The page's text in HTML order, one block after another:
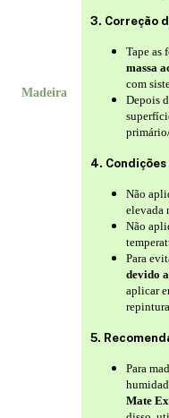
Madeira
3. Correção
Tape as
massa
com
Depois
4.
Não
elevada
Não
Para
devido
aplicar
5.
Para
Mate